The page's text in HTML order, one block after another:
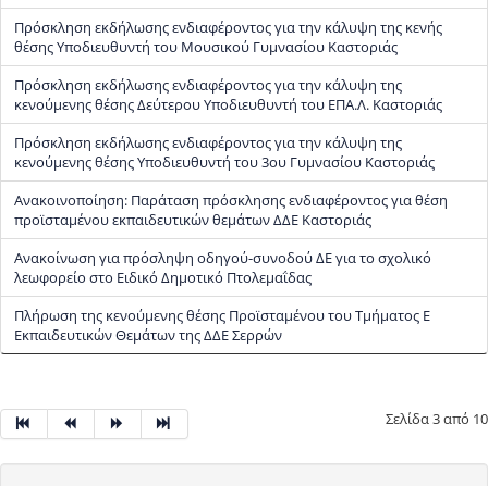
Πρόσκληση εκδήλωσης ενδιαφέροντος για την κάλυψη της κενής
θέσης Υποδιευθυντή του Μουσικού Γυμνασίου Καστοριάς
Πρόσκληση εκδήλωσης ενδιαφέροντος για την κάλυψη της
κενούμενης θέσης Δεύτερου Υποδιευθυντή του ΕΠΑ.Λ. Καστοριάς
Πρόσκληση εκδήλωσης ενδιαφέροντος για την κάλυψη της
κενούμενης θέσης Υποδιευθυντή του 3ου Γυμνασίου Καστοριάς
Ανακοινοποίηση: Παράταση πρόσκλησης ενδιαφέροντος για θέση
προϊσταμένου εκπαιδευτικών θεμάτων ΔΔΕ Καστοριάς
Ανακοίνωση για πρόσληψη οδηγού-συνοδού ΔΕ για το σχολικό
λεωφορείο στο Ειδικό Δημοτικό Πτολεμαΐδας
Πλήρωση της κενούμενης θέσης Προϊσταμένου του Τμήματος Ε
Εκπαιδευτικών Θεμάτων της ΔΔΕ Σερρών
Σελίδα 3 από 10